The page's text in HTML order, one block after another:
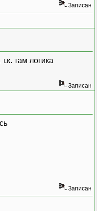
Записан
там логика
Записан
Записан